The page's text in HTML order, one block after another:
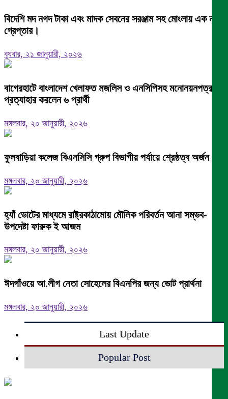
বিদেশি মদ নগদ টাকা এবং মাদক সেবনের সরঞ্জাম সহ মোংলায় এক নারী
গ্রেপ্তার।
বুধবার, ২১ জানুয়ারী, ২০২৬
বাগেরহাটে বাংলাদেশ খেলাফত মজলিস ও এনসিপিসহ মনোনয়নপত্র
প্রত্যাহার করলেন ৬ প্রার্থী
মঙ্গলবার, ২০ জানুয়ারী, ২০২৬
ফুলবাড়িয়া কলেজ বিএনসিসি গ্রুপ বিভাগীয় পর্যায়ে শ্রেষ্ঠত্ব অর্জন।
মঙ্গলবার, ২০ জানুয়ারী, ২০২৬
হ্যাঁ ভোটের মাধ্যমে রাষ্ট্রকাঠামোয় মৌলিক পরিবর্তন আনা সম্ভব-
উপদেষ্টা ফারুক ই আজম
মঙ্গলবার, ২০ জানুয়ারী, ২০২৬
ঈদগাঁওয়ে আ.লীগ নেতা সোহেলের বিএনপির জন্য ভোট প্রার্থনা
মঙ্গলবার, ২০ জানুয়ারী, ২০২৬
Last Update
Popular Post